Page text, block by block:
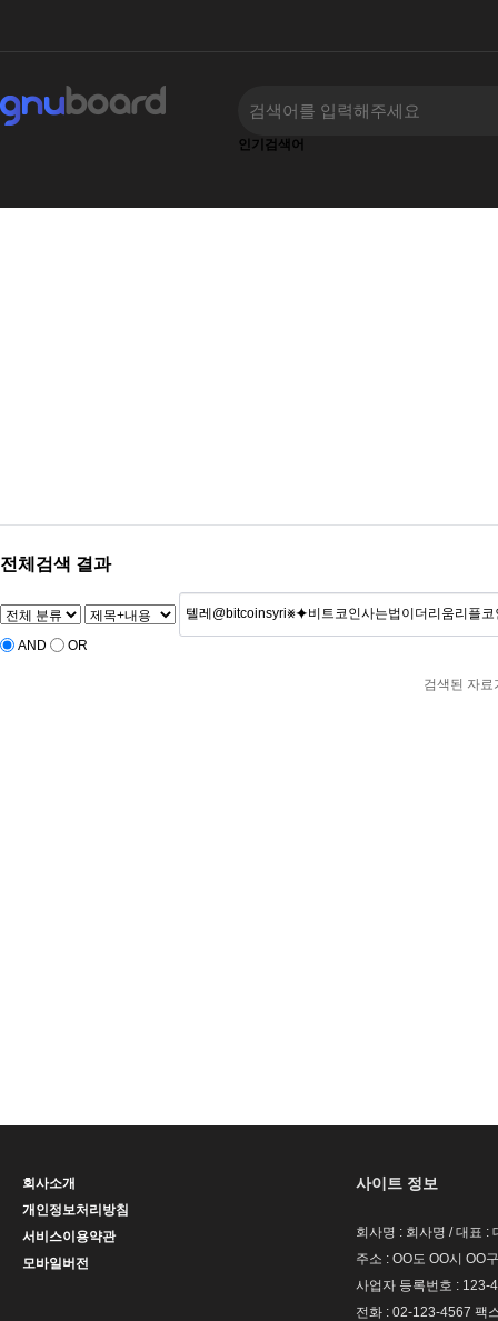
인기검색어
전체검색 결과
AND OR
검색된 자료
회사소개
개인정보처리방침
서비스이용약관
모바일버전
사이트 정보
회사명 : 회사명 / 대표 :
주소 : OO도 OO시 OO
사업자 등록번호 : 123-
전화 : 02-123-4567 팩